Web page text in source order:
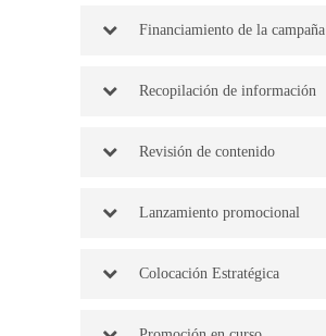
Financiamiento de la campaña
Recopilación de información
Revisión de contenido
Lanzamiento promocional
Colocación Estratégica